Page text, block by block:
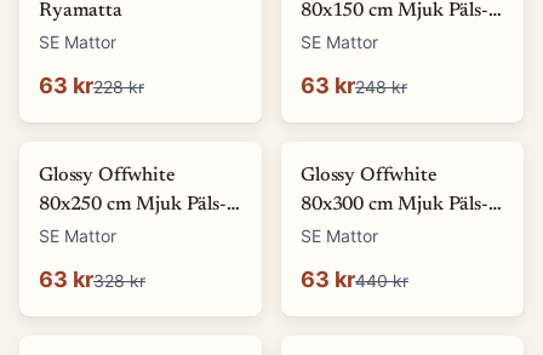
Ryamatta
SE Mattor
63 kr228 kr
80x150 cm Mjuk Päls-
look Matta
SE Mattor
63 kr248 kr
-81
Glossy Offwhite
80x250 cm Mjuk Päls-
look Matta
SE Mattor
63 kr328 kr
-86
Glossy Offwhite
80x300 cm Mjuk Päls-
look Matta
SE Mattor
63 kr440 kr